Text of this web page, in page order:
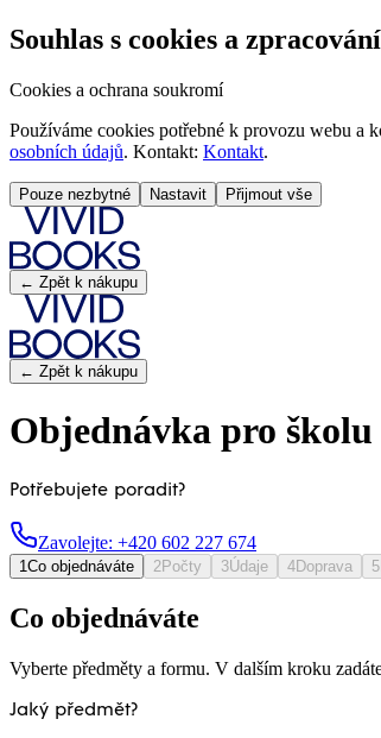
Souhlas s cookies a
Cookies a ochrana soukromí
Používáme cookies potřebné k provozu webu a
osobních údajů. Kontakt: Kontakt.
Pouze nezbytné Nastavit Přijmout vše
← Zpět k nákupu
← Zpět k nákupu
Objednávka pro školu
Potřebujete poradit?
Zavolejte: +420 602 227 674
1 Co objednáváte 2Počty 3Údaje 4Doprava 5
Co objednáváte
Vyberte předměty a formu. V dalším kroku
Jaký předmět?